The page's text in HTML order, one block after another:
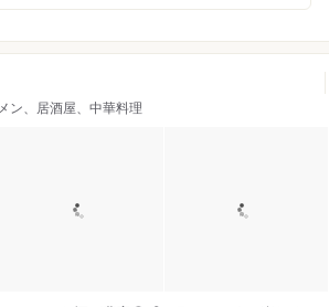
ン、居酒屋、中華料理